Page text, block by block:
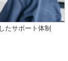
たサポート体制